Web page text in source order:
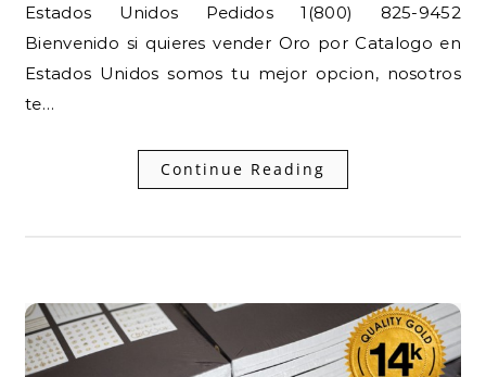
Estados Unidos Pedidos 1(800) 825-9452
Bienvenido si quieres vender Oro por Catalogo en
Estados Unidos somos tu mejor opcion, nosotros
te…
Continue Reading